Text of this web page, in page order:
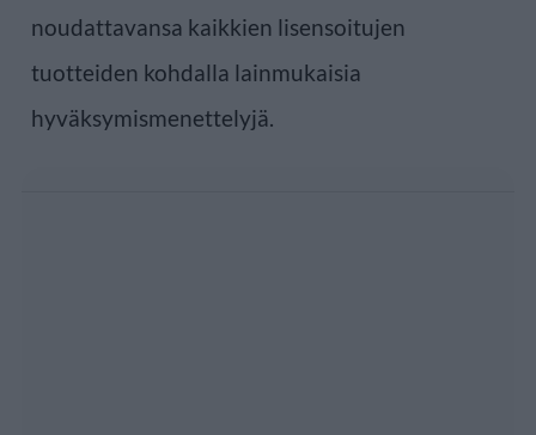
noudattavansa kaikkien lisensoitujen
tuotteiden kohdalla lainmukaisia
hyväksymismenettelyjä.